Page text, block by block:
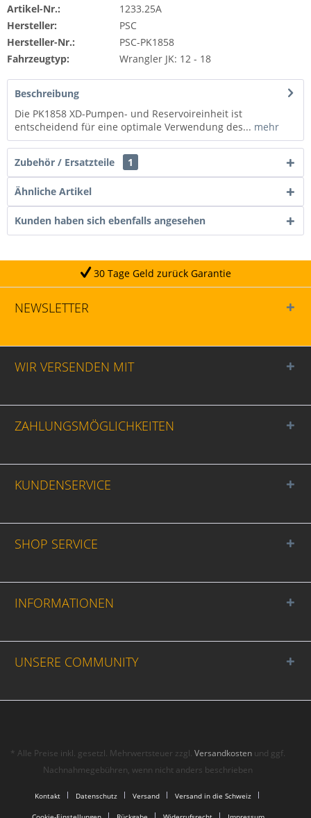
Artikel-Nr.:
1233.25A
Hersteller:
PSC
Hersteller-Nr.:
PSC-PK1858
Fahrzeugtyp:
Wrangler JK: 12 - 18
Beschreibung
Die PK1858 XD-Pumpen- und Reservoireinheit ist
entscheidend für eine optimale Verwendung des... mehr
Zubehör / Ersatzteile 1
Ähnliche Artikel
Kunden haben sich ebenfalls angesehen
Geld zurück Garantie
NEWSLETTER
WIR VERSENDEN MIT
ZAHLUNGSMÖGLICHKEITEN
KUNDENSERVICE
SHOP SERVICE
INFORMATIONEN
UNSERE COMMUNITY
* Alle Preise inkl. gesetzl. Mehrwertsteuer zzgl.Versandkosten und ggf.
Nachnahmegebühren, wenn nicht anders beschrieben
Kontakt Datenschutz Versand Versand in die Schweiz